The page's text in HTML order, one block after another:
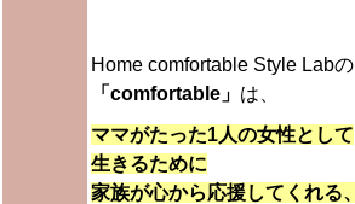
Home comfortable Style Labの
「comfortable」 は、
ママがたった1人の女性として
生きるために
家族が心から応援してくれる、